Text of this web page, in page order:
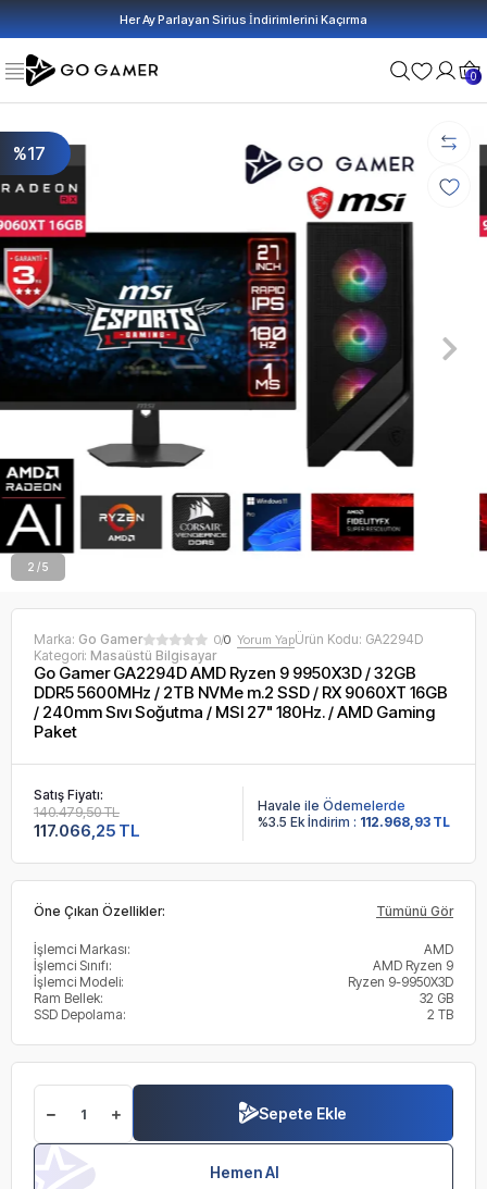
Her Ay Parlayan Sirius İndirimlerini Kaçırma
0
%17
2 / 5
Marka: Go Gamer 0/0 Yorum YapÜrün Kodu: GA2294D
Kategori: Masaüstü Bilgisayar
Go Gamer GA2294D AMD Ryzen 9 9950X3D / 32GB
DDR5 5600MHz / 2TB NVMe m.2 SSD / RX 9060XT 16GB
/ 240mm Sıvı Soğutma / MSI 27" 180Hz. / AMD Gaming
Paket
Satış Fiyatı:
117.066,25 TL
140.479,50 TL
Havale ile Ödemelerde
%3.5 Ek İndirim : 112.968,93 TL
Öne Çıkan Özellikler: Tümünü Gör
İşlemci Markası:
AMD
İşlemci Sınıfı:
AMD Ryzen 9
İşlemci Modeli:
Ryzen 9-9950X3D
Ram Bellek:
32 GB
SSD Depolama:
2 TB
Sepete Ekle
Hemen Al